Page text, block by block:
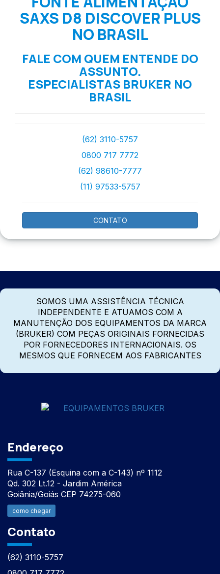
SAXS D8 DISCOVER PLUS
NO BRASIL
FALE COM QUEM ENTENDE DO
ASSUNTO.
ESPECIALISTAS BRUKER NO
BRASIL
(62) 3110-5757
0800 717 7772
(62) 98610-7777
(11) 97533-5757
CONTATO
SOMOS UMA ASSISTÊNCIA TÉCNICA
INDEPENDENTE E ATUAMOS COM A
MANUTENÇÃO DOS EQUIPAMENTOS DA MARCA
(BRUKER) COM PEÇAS ORIGINAIS FORNECIDAS
POR FORNECEDORES INTERNACIONAIS. OS
MESMOS QUE FORNECEM AOS FABRICANTES
Endereço
Rua C-137 (Esquina com a C-143) nº 1112
Qd. 302 Lt.12 - Jardim América
Goiânia/Goiás CEP 74275-060
como chegar
Contato
(62) 3110-5757